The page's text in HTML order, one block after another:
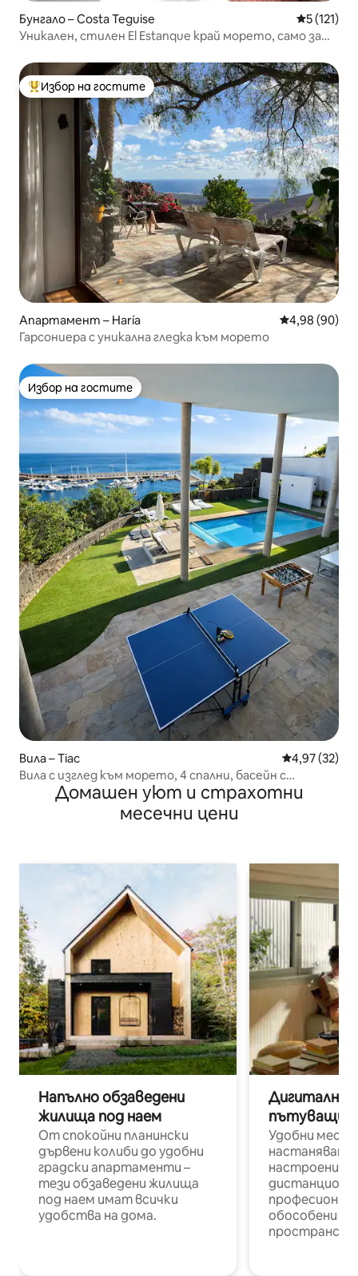
Бунгало – Costa Teguise Средна
5 (121)
Уникален, стилен El Estanque край морето, само за
Най-популярен избор на гостите
Избор на гостите
Апартамент – Haría Средна
4,98 (90)
Гарсониера с уникална гледка към морето
Избор на гостите
Избор на гостите
Вила – Тіас Средна
4,97 (32)
Вила с изглед към морето, 4 спални, басейн с
подгряване.
Домашен уют и страхотни
месечни цени
Напълно обзаведени
жилища под наем
От спокойни планински
дървени колиби до удобни
градски апартаменти –
тези обзаведени жилища
под наем имат всички
удобства на дома.
Дигитални
пътуващи
Удобни
настаняване
настроени и
обособени